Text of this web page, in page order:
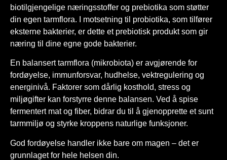
biotilgjengelige næringsstoffer og prebiotika som støtter
din egen tarmflora. I motsetning til probiotika, som tilfører
eksterne bakterier, er dette et prebiotisk produkt som gir
næring til dine egne gode bakterier.
En balansert tarmflora (mikrobiota) er avgjørende for
fordøyelse, immunforsvar, hudhelse, vektregulering og
energinivå. Faktorer som dårlig kosthold, stress og
miljøgifter kan forstyrre denne balansen. Ved å spise
fermentert mat og fiber, bidrar du til å gjenopprette et sunt
tarmmiljø og styrke kroppens naturlige funksjoner.
God fordøyelse handler ikke bare om magen – det er
grunnlaget for hele helsen din.